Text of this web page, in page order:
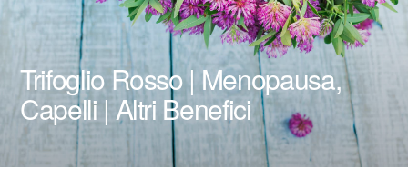
Trifoglio Rosso | Menopausa,
Capelli | Altri Benefici